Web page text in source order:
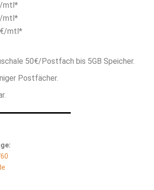
mtl*
mtl*
mtl*
50€/Postfach bis 5GB Speicher.
Postfächer.